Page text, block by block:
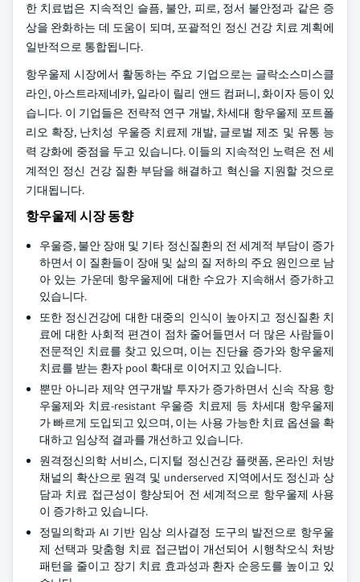
한 치료법은 지속적인 슬픔, 불안, 피로, 정서 불안정과 같은 증
상을 완화하는 데 도움이 되며, 포괄적인 정신 건강 치료 계획에
일반적으로 통합됩니다.
항우울제 시장에서 활동하는 주요 기업으로는 글락소스미스클
라인, 아스트라제네카, 일라이 릴리 앤드 컴퍼니, 화이자 등이 있
습니다. 이 기업들은 전략적 연구 개발, 차세대 항우울제 포트폴
리오 확장, 난치성 우울증 치료제 개발, 글로벌 제조 및 유통 능
력 강화에 중점을 두고 있습니다. 이들의 지속적인 노력은 전 세
계적인 정신 건강 질환 부담을 해결하고 혁신을 지원할 것으로
기대됩니다.
항우울제 시장 동향
우울증, 불안 장애 및 기타 정신질환의 전 세계적 부담이 증가
하면서 이 질환들이 장애 및 삶의 질 저하의 주요 원인으로 남
아 있는 가운데 항우울제에 대한 수요가 지속해서 증가하고
있습니다.
또한 정신건강에 대한 대중의 인식이 높아지고 정신질환 치
료에 대한 사회적 편견이 점차 줄어들면서 더 많은 사람들이
전문적인 치료를 찾고 있으며, 이는 진단율 증가와 항우울제
치료를 받는 환자 pool 확대로 이어지고 있습니다.
뿐만 아니라 제약 연구개발 투자가 증가하면서 신속 작용 항
우울제와 치료-resistant 우울증 치료제 등 차세대 항우울제
가 빠르게 도입되고 있으며, 이는 사용 가능한 치료 옵션을 확
대하고 임상적 결과를 개선하고 있습니다.
원격정신의학 서비스, 디지털 정신건강 플랫폼, 온라인 처방
채널의 확산으로 원격 및 underserved 지역에서도 정신과 상
담과 치료 접근성이 향상되어 전 세계적으로 항우울제 사용
이 증가하고 있습니다.
정밀의학과 AI 기반 임상 의사결정 도구의 발전으로 항우울
제 선택과 맞춤형 치료 접근법이 개선되어 시행착오식 처방
패턴을 줄이고 장기 치료 효과성과 환자 순응도를 높이고 있